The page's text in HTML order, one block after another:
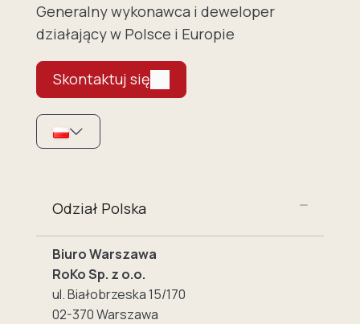
Generalny wykonawca i deweloper
działający w Polsce i Europie
Skontaktuj się
Odział Polska
Biuro Warszawa
RoKo Sp. z o.o.
ul. Białobrzeska 15/170
02-370 Warszawa